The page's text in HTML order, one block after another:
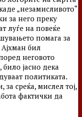
„незамисливото“
за него преку
луѓе на повеќе
помага за
бил
неговото
јасно дека
политиката.
за среќа, мислел тој,
фактички да